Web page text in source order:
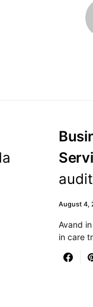
August 4,
Avand
in care